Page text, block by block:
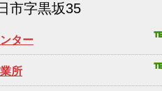
市字黒坂35
ター
所